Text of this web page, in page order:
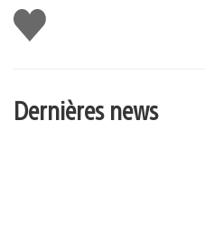
J'aime
Dernières news